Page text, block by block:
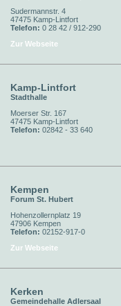
Sudermannstr. 4
47475 Kamp-Lintfort
Telefon: 0 28 42 / 912-290
Zur Webseite
Kamp-Lintfort
Stadthalle
Moerser Str. 167
47475 Kamp-Lintfort
Telefon: 02842 - 33 640
Kempen
Forum St. Hubert
Hohenzollernplatz 19
47906 Kempen
Telefon: 02152-917-0
Zur Webseite
Kerken
Gemeindehalle Adlersaal